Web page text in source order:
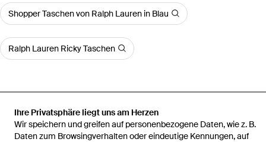
Ihre Privatsphäre liegt uns am Herzen
Wir speichern und greifen auf personenbezogene Daten, wie z. B.
Daten zum Browsingverhalten oder eindeutige Kennungen, auf
Shopper Taschen von Ralph Lauren in Blau
Ralph Lauren Ricky Taschen
Startseite Damen Shopper Taschen
Ralph Lauren Shopper
Taschen
Große Schafwildleder-Tragetasche Tasha